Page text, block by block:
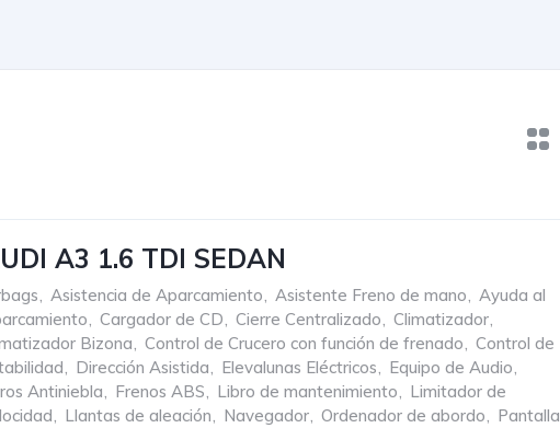
A3 1.6 TDI SEDAN
, Asistencia de Aparcamiento, Asistente Freno de mano, Ayuda al
, Cargador de CD, Cierre Centralizado, Climatizador,
Bizona, Control de Crucero con función de frenado, Control de
, Dirección Asistida, Elevalunas Eléctricos, Equipo de Audio,
Antiniebla, Frenos ABS, Libro de mantenimiento, Limitador de
, Llantas de aleación, Navegador, Ordenador de abordo, Pantalla